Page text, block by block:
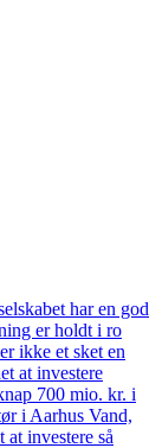
har en god
er holdt i ro
ikke et sket en
at investere
700 mio. kr. i
i Aarhus Vand,
investere så